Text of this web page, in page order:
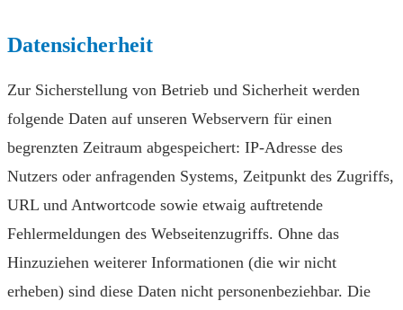
Datensicherheit
Zur Sicherstellung von Betrieb und Sicherheit werden
folgende Daten auf unseren Webservern für einen
begrenzten Zeit­raum abgespeichert: IP-Adresse des
Nutzers oder anfragenden Systems, Zeitpunkt des Zugriffs,
URL und Antwortcode sowie etwaig auftretende
Fehlermeldungen des Webseitenzugriffs. Ohne das
Hinzuziehen weiterer Informationen (die wir nicht
erheben) sind diese Daten nicht personenbeziehbar. Die